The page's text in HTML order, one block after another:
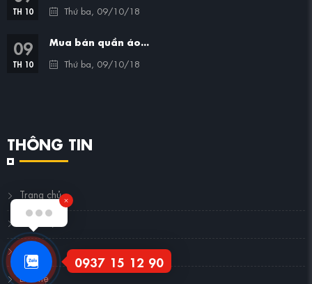
0937 15 12 90
Xin chào!
TH 10 Thứ ba, 09/10/18
09
TH 10
Mua bán quần áo...
Thứ ba, 09/10/18
THÔNG TIN
Trang chủ
Tin tức
Liên hệ